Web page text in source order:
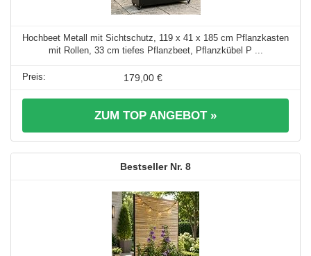
Hochbeet Metall mit Sichtschutz, 119 x 41 x 185 cm Pflanzkasten
mit Rollen, 33 cm tiefes Pflanzbeet, Pflanzkübel P ...
179,00 €
ZUM TOP ANGEBOT »
8